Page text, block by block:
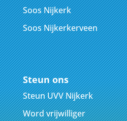
Soos Nijkerk
Soos Nijkerkerveen
Steun ons
Steun UVV Nijkerk
Word vrijwilliger